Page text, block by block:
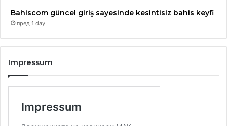
национален совет, Министерството за култура на
Bahiscom güncel giriş sayesinde kesintisiz bahis keyfi
пред 1 day
Impressum